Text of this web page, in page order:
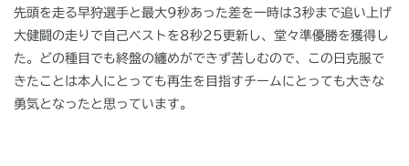
先頭を走る早狩選手と最大9秒あった差を一時は3秒まで追い上げ
大健闘の走りで自己ベストを8秒25更新し、堂々準優勝を獲得し
た。どの種目でも終盤の纏めができず苦しむので、この日克服で
きたことは本人にとっても再生を目指すチームにとっても大きな
勇気となったと思っています。